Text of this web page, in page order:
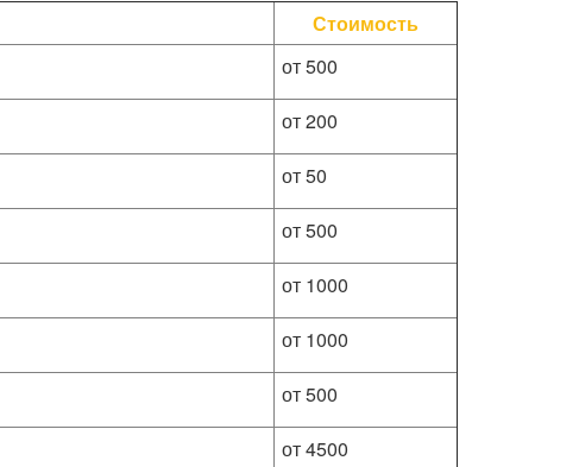
Стоимость
от 500
от 200
от 50
от 500
от 1000
от 1000
от 500
от 4500